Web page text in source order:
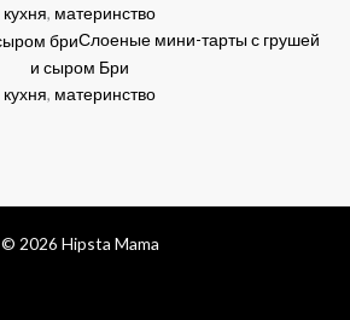
кухня, материнство
Слоеные мини-тарты с грушей
и сыром Бри
кухня, материнство
© 2026 Hipsta Mama